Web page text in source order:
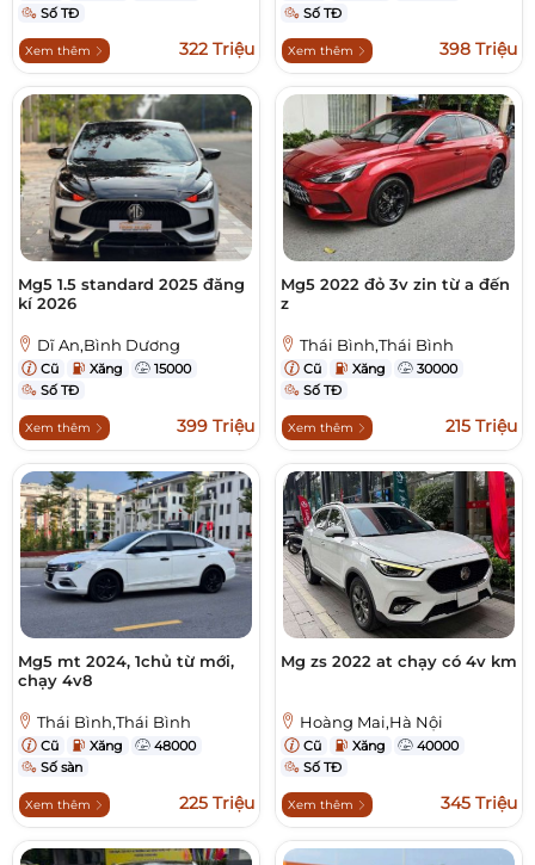
Số TĐ
Xem thêm 322 Triệu
Số TĐ
Xem thêm 398 Triệu
Mg5 1.5 standard 2025 đăng
kí 2026
Dĩ An,Bình Dương
Cũ Xăng
15000
Số TĐ
Xem thêm 399 Triệu
Mg5 2022 đỏ 3v zin từ a đến
z
Thái Bình,Thái Bình
Cũ Xăng
30000
Số TĐ
Xem thêm 215 Triệu
Mg5 mt 2024, 1chủ từ mới,
chạy 4v8
Thái Bình,Thái Bình
Cũ Xăng
48000
Số sàn
Xem thêm 225 Triệu
Mg zs 2022 at chạy có 4v km
Hoàng Mai,Hà Nội
Cũ Xăng
40000
Số TĐ
Xem thêm 345 Triệu